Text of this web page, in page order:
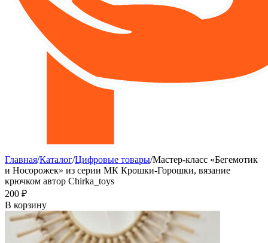
Главная/Каталог/Цифровые товары/Мастер-класс «Бегемотик
и Носорожек» из серии МК Крошки-Горошки, вязание
крючком автор Chirka_toys
‍200‍ ₽
В корзину